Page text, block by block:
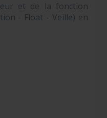
et de la fonction
- Float - Veille) en